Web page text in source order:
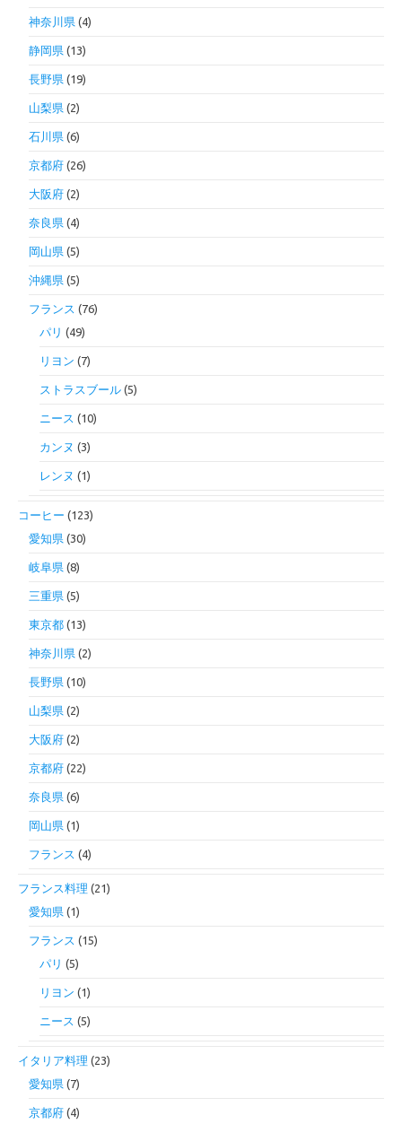
神奈川県 (4)
静岡県 (13)
長野県 (19)
山梨県 (2)
石川県 (6)
京都府 (26)
大阪府 (2)
奈良県 (4)
岡山県 (5)
沖縄県 (5)
フランス (76)
パリ (49)
リヨン (7)
ストラスブール (5)
ニース (10)
カンヌ (3)
レンヌ (1)
コーヒー (123)
愛知県 (30)
岐阜県 (8)
三重県 (5)
東京都 (13)
神奈川県 (2)
長野県 (10)
山梨県 (2)
大阪府 (2)
京都府 (22)
奈良県 (6)
岡山県 (1)
フランス (4)
フランス料理 (21)
愛知県 (1)
フランス (15)
パリ (5)
リヨン (1)
ニース (5)
イタリア料理 (23)
愛知県 (7)
京都府 (4)